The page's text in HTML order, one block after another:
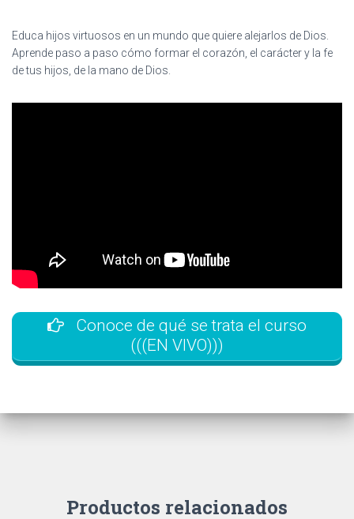
Educa hijos virtuosos en un mundo que quiere alejarlos de Dios.
Aprende paso a paso cómo formar el corazón, el carácter y la fe
de tus hijos, de la mano de Dios.
Conoce de qué se trata el curso
(((EN VIVO)))
Productos relacionados